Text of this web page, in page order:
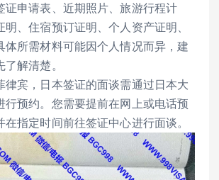
证申请表、近期照片、旅游行程计
、住宿预订证明、个人资产证明、
体所需材料可能因个人情况而异，建
解清楚。
律宾，日本签证的面谈需通过日本大
行预约。您需要提前在网上或电话预
指定时间前往签证中心进行面谈。